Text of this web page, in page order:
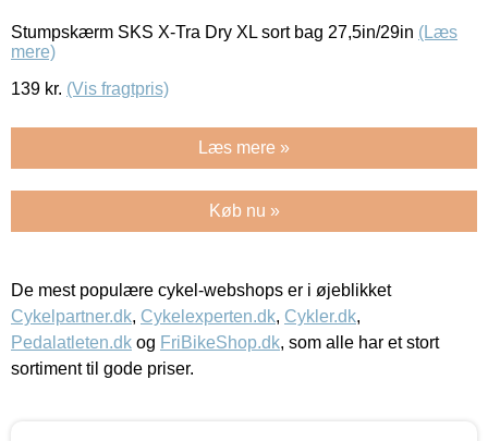
Stumpskærm SKS X-Tra Dry XL sort bag 27,5in/29in (Læs
mere)
139 kr. (Vis fragtpris)
Læs mere »
Køb nu »
De mest populære cykel-webshops er i øjeblikket
Cykelpartner.dk, Cykelexperten.dk, Cykler.dk,
Pedalatleten.dk og FriBikeShop.dk, som alle har et stort
sortiment til gode priser.